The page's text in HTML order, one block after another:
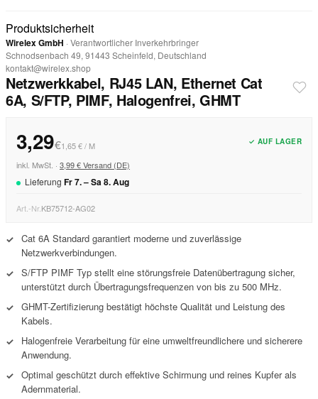
Produktsicherheit
Wirelex GmbH · Verantwortlicher Inverkehrbringer
Schnodsenbach 49, 91443 Scheinfeld, Deutschland
kontakt@wirelex.shop
Netzwerkkabel, RJ45 LAN, Ethernet Cat
6A, S/FTP, PIMF, Halogenfrei, GHMT
3,29€1,65 € / M ✓ AUF LAGER
inkl. MwSt. · 3,99 € Versand (DE)
Lieferung Fr7. –Sa8.Aug
Art.-Nr.KB75712-AG02
✓ Cat 6A Standard garantiert moderne und zuverlässige
Netzwerkverbindungen.
✓ S/FTP PIMF Typ stellt eine störungsfreie Datenübertragung sicher,
unterstützt durch Übertragungsfrequenzen von bis zu 500 MHz.
✓ GHMT-Zertifizierung bestätigt höchste Qualität und Leistung des
Kabels.
✓
Halogenfreie Verarbeitung für eine umweltfreundlichere und sicherere
Anwendung.
✓ Optimal geschützt durch effektive Schirmung und reines Kupfer als
Adernmaterial.